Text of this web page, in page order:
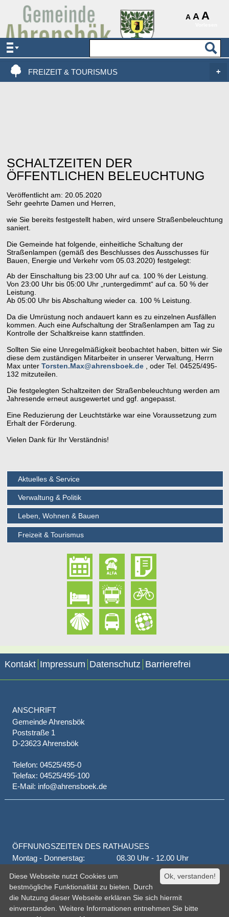
A A A
AKTUELLES & SERVICE
VERWALTUNG & POLITIK
FREIZEIT & TOURISMUS
SCHALTZEITEN DER
ÖFFENTLICHEN BELEUCHTUNG
Veröffentlicht am: 20.05.2020
Sehr geehrte Damen und Herren,
wie Sie bereits festgestellt haben, wird unsere Straßenbeleuchtung
saniert.
Die Gemeinde hat folgende, einheitliche Schaltung der
Straßenlampen (gemäß des Beschlusses des Ausschusses für
Bauen, Energie und Verkehr vom 05.03.2020) festgelegt:
Ab der Einschaltung bis 23:00 Uhr auf ca. 100 % der Leistung.
Von 23:00 Uhr bis 05:00 Uhr „runtergedimmt“ auf ca. 50 % der
Leistung.
Ab 05:00 Uhr bis Abschaltung wieder ca. 100 % Leistung.
Da die Umrüstung noch andauert kann es zu einzelnen Ausfällen
kommen. Auch eine Aufschaltung der Straßenlampen am Tag zu
Kontrolle der Schaltkreise kann stattfinden.
Sollten Sie eine Unregelmäßigkeit beobachtet haben, bitten wir Sie
diese dem zuständigen Mitarbeiter in unserer Verwaltung, Herrn
Max unterTorsten.Max@ahrensboek.de , oder Tel. 04525/495-
132 mitzuteilen.
Die festgelegten Schaltzeiten der Straßenbeleuchtung werden am
Jahresende erneut ausgewertet und ggf. angepasst.
Eine Reduzierung der Leuchtstärke war eine Voraussetzung zum
Erhalt der Förderung.
Vielen Dank für Ihr Verständnis!
Aktuelles & Service
Verwaltung & Politik
Leben, Wohnen & Bauen
Freizeit & Tourismus
Kontakt Impressum Datenschutz Barrierefrei
ANSCHRIFT
Gemeinde Ahrensbök
Poststraße 1
D-23623 Ahrensbök
Telefon: 04525/495-0
Telefax: 04525/495-100
E-Mail: info@ahrensboek.de
ÖFFNUNGSZEITEN DES RATHAUSES
Montag - Donnerstag:
08.30 Uhr - 12.00 Uhr
14.00 Uhr - 18.00 Uhr
jeden 1. und 3. Montag
16.00 Uhr - 18.00 Uhr
Freitag
geschlossen
oder nach Vereinbarung
Ok, verstanden!
Diese Webseite nutzt Cookies um
bestmögliche Funktionalität zu bieten. Durch
die Nutzung dieser Webseite erklären Sie sich hiermit
einverstanden. Weitere Informationen entnehmen Sie bitte